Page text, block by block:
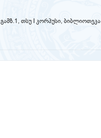
გამზ.1, თსუ I კორპუსი, ბიბლიოთეკა